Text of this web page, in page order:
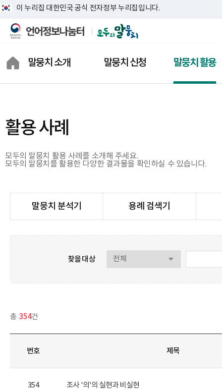
이 누리집 대한민국 공식 전자정부 누리집입니다.
말뭉치 소개
말뭉치 소개
말뭉치 신청
결과물 공개 신청
말뭉치 활용
활용 사례
활용 사례
모두의 말뭉치 활용 사례를 소개해 주세요.
모두의 말뭉치를 활용한 다양한 결과물을 확인하실 수 있습니다.
말뭉치 분석기 용례 검색기
찾을 대상
총 354건
번호 제목
354 조사 '의'의 실현과 비실현